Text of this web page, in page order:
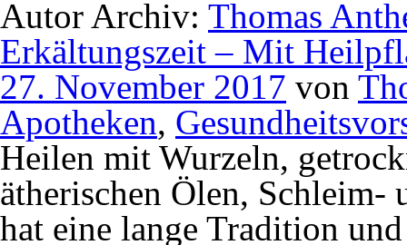
Autor Archiv: Thomas
Erkältungszeit – Mit
27. November 2017 von
Apotheken,
Heilen mit Wurzeln,
ätherischen Ölen,
hat eine lange Tradition